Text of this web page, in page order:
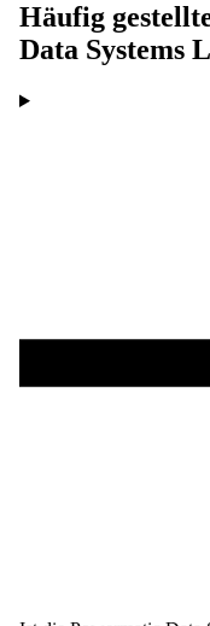
Häufig
Data Systems